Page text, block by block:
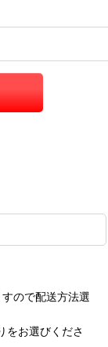
ので配送方法選
をお選びくださ